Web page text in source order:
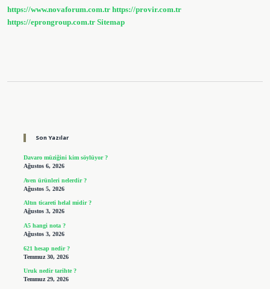
https://www.novaforum.com.tr https://provir.com.tr
https://eprongroup.com.tr Sitemap
Son Yazılar
Davaro müziğini kim söylüyor ?
Ağustos 6, 2026
Aven ürünleri nelerdir ?
Ağustos 5, 2026
Altın ticareti helal midir ?
Ağustos 3, 2026
A5 hangi nota ?
Ağustos 3, 2026
621 hesap nedir ?
Temmuz 30, 2026
Uruk nedir tarihte ?
Temmuz 29, 2026